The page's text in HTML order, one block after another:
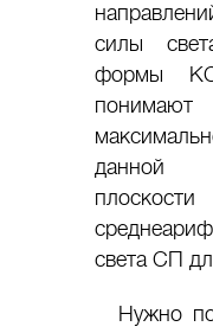
силы
формы
данной
света СП
Нужно